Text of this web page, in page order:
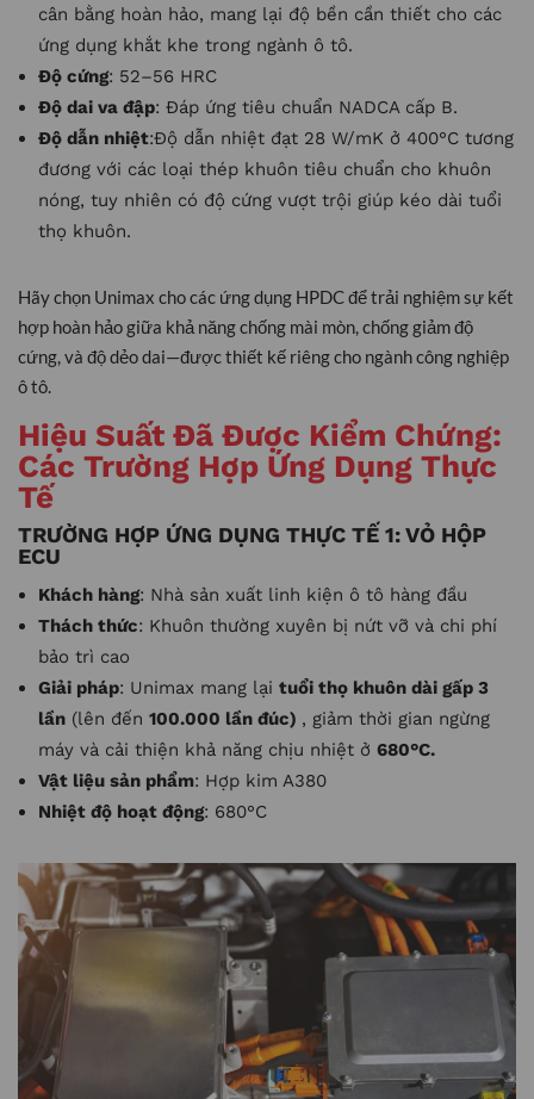
cân bằng hoàn hảo, mang lại độ bền cần thiết cho các
ứng dụng khắt khe trong ngành ô tô.
Độ cứng: 52–56 HRC
Độ dai va đập: Đáp ứng tiêu chuẩn NADCA cấp B.
Độ dẫn nhiệt:Độ dẫn nhiệt đạt 28 W/mK ở 400°C tương
đương với các loại thép khuôn tiêu chuẩn cho khuôn
nóng, tuy nhiên có độ cứng vượt trội giúp kéo dài tuổi
thọ khuôn.
Hãy chọn Unimax cho các ứng dụng HPDC để trải nghiệm sự kết
hợp hoàn hảo giữa khả năng chống mài mòn, chống giảm độ
cứng, và độ dẻo dai—được thiết kế riêng cho ngành công nghiệp
ô tô.
Hiệu Suất Đã Được Kiểm Chứng:
Các Trường Hợp Ứng Dụng Thực
Tế
TRƯỜNG HỢP ỨNG DỤNG THỰC TẾ 1: VỎ HỘP
ECU
Khách hàng: Nhà sản xuất linh kiện ô tô hàng đầu
Thách thức: Khuôn thường xuyên bị nứt vỡ và chi phí
bảo trì cao
Giải pháp: Unimax mang lại tuổi thọ khuôn dài gấp 3
lần (lên đến 100.000 lần đúc) , giảm thời gian ngừng
máy và cải thiện khả năng chịu nhiệt ở 680°C.
Vật liệu sản phẩm: Hợp kim A380
Nhiệt độ hoạt động: 680°C